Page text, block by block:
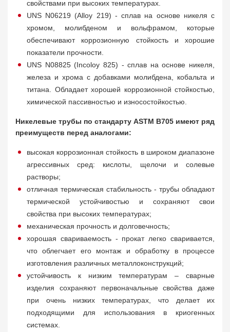
свойствами при высоких температурах.
UNS N06219 (Alloy 219) - сплав на основе никеля с
хромом, молибденом и вольфрамом, которые
обеспечивают коррозионную стойкость и хорошие
показатели прочности.
UNS N08825 (Incoloy 825) - сплав на основе никеля,
железа и хрома с добавками молибдена, кобальта и
титана. Обладает хорошей коррозионной стойкостью,
химической пассивностью и износостойкостью.
Никелевые трубы по стандарту ASTM B705 имеют ряд
преимуществ перед аналогами:
высокая коррозионная стойкость в широком диапазоне
агрессивных сред: кислоты, щелочи и солевые
растворы;
отличная термическая стабильность - трубы обладают
термической устойчивостью и сохраняют свои
свойства при высоких температурах;
механическая прочность и долговечность;
хорошая свариваемость - прокат легко сваривается,
что облегчает его монтаж и обработку в процессе
изготовления различных металлоконструкций;
устойчивость к низким температурам – сварные
изделия сохраняют первоначальные свойства даже
при очень низких температурах, что делает их
подходящими для использования в криогенных
системах.